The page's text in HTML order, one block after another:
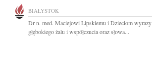
BIAŁYSTOK
Dr n. med. Maciejowi Lipskiemu i Dzieciom wyrazy
głębokiego żalu i współczucia oraz słowa...